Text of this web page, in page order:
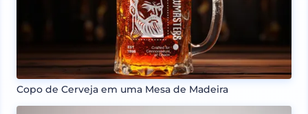
Copo de Cerveja em uma Mesa de Madeira